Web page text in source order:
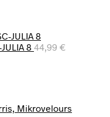
8 44,99 €